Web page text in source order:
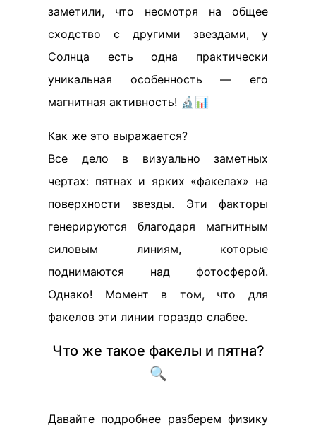
заметили, что несмотря на общее
сходство с другими звездами, у
Солнца есть одна практически
уникальная особенность — его
магнитная активность! 🔬📊
Как же это выражается?
Все дело в визуально заметных
чертах: пятнах и ярких «факелах» на
поверхности звезды. Эти факторы
генерируются благодаря магнитным
силовым линиям, которые
поднимаются над фотосферой.
Однако! Момент в том, что для
факелов эти линии гораздо слабее.
Что же такое факелы и пятна?
🔍
Давайте подробнее разберем физику